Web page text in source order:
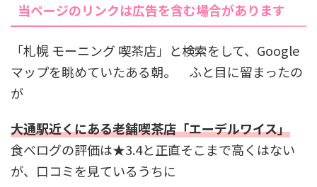
当ページのリンクは広告を含む場合があります
「札幌 モーニング 喫茶店」と検索をして、Google
マップを眺めていたある朝。 ふと目に留まったの
が
大通駅近くにある老舗喫茶店「エーデルワイス」
食べログの評価は★3.4と正直そこまで高くはない
が、口コミを見ているうちに